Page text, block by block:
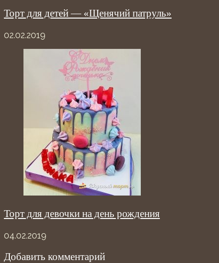
Торт для детей — «Щенячий патруль»
02.02.2019
Торт для девочки на день рождения
04.02.2019
Добавить комментарий